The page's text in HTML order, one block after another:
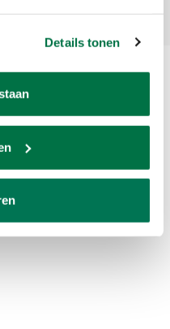
Details tonen
vakmanschap en service.